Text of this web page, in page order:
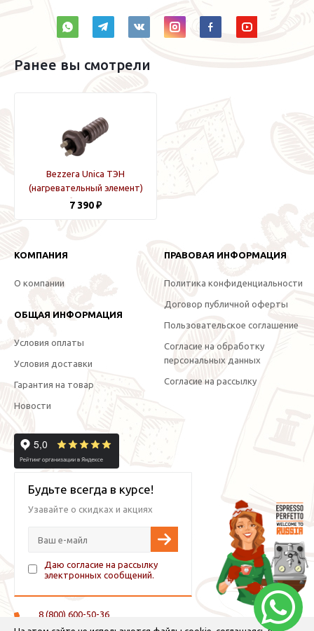
Ранее вы смотрели
Bezzera Unica ТЭН
(нагревательный элемент)
бойлера
7 390 ₽
КОМПАНИЯ
О компании
ОБЩАЯ ИНФОРМАЦИЯ
Условия оплаты
Условия доставки
Гарантия на товар
Новости
ПРАВОВАЯ ИНФОРМАЦИЯ
Политика конфиденциальности
Договор публичной оферты
Пользовательское соглашение
Согласие на обработку
персональных данных
Согласие на рассылку
Будьте всегда в курсе!
Узавайте о скидках и акциях
Даю согласие на рассылку
электронных сообщений.
8 (800) 600-50-36
+7 (921) 882-11-99 (WhatsApp, Viber, Telegram)